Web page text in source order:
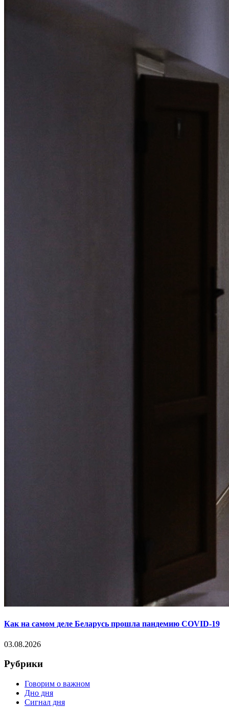
Как на самом деле Беларусь прошла пандемию COVID-19
03.08.2026
Рубрики
Говорим о важном
Дно дня
Сигнал дня